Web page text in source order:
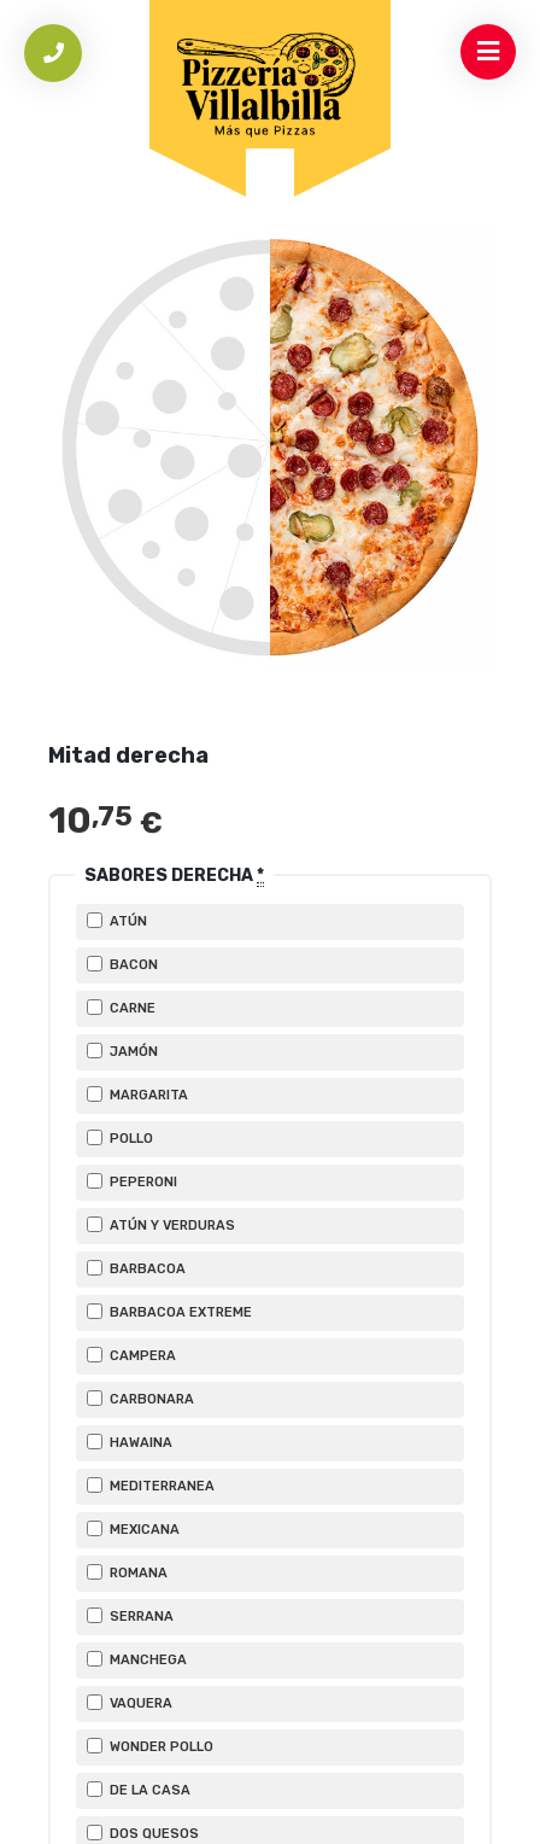
COMBO PRODUCTS MITAD DERECHA
Mitad derecha
10,75 €
SABORES DERECHA*
ATÚN
BACON
CARNE
JAMÓN
MARGARITA
POLLO
PEPERONI
ATÚN Y VERDURAS
BARBACOA
BARBACOA EXTREME
CAMPERA
CARBONARA
HAWAINA
MEDITERRANEA
MEXICANA
ROMANA
SERRANA
MANCHEGA
VAQUERA
WONDER POLLO
DE LA CASA
DOS QUESOS